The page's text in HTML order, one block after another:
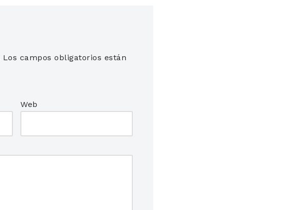
Los campos obligatorios están
Web